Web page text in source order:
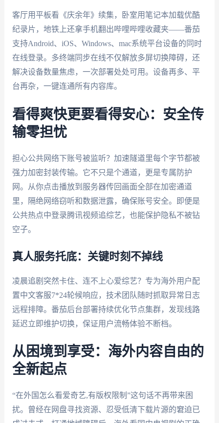
客厅用平板看《庆余年》续集，卧室用笔记本加载优酷
纪录片，地铁上还拿手机翻出哔哩哔哩收藏夹——番茄
支持Android、iOS、Windows、mac系统平台设备的同时
在线登录。多终端同步在线不仅解放多屏切换障碍，还
解决设备数量焦虑，一次部署处处可用。设备再多、平
台再杂，一键连通所有内容库。
看得爽快更要看得安心：安全传
输零担忧
担心公共网络下账号被监听？加速隧道里每个字节都被
强力加密封装传输。它不只是个通道，更是专属防护
网。从你点击播放到服务器传回画面全部在加密通道
里，隔绝网络窃听和数据泄露，确保账号安全。即便是
公共热点中登录腾讯视频追综艺，也能保护隐私不被钻
空子。
真人服务托底：关键时刻不掉线
凌晨追剧突然卡住、连不上心爱综艺？专为海外用户配
置中文客服7*24轮候响应，技术团队随时抓取异常日志
远程排障。番茄后台部署持续优化节点集群，发现线路
延迟立即维护切换，保证用户流畅体验不断档。
从困境到享受：海外内容自由的
全新起点
“在外国怎么看爱奇艺,有版权限制”这句话不再带来困
扰。曾经在网盘寻找资源、忍受低清下载片源的窘迫已